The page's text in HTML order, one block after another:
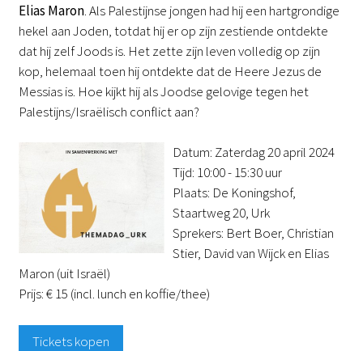
Elias Maron. Als Palestijnse jongen had hij een hartgrondige
hekel aan Joden, totdat hij er op zijn zestiende ontdekte
dat hij zelf Joods is. Het zette zijn leven volledig op zijn
kop, helemaal toen hij ontdekte dat de Heere Jezus de
Messias is. Hoe kijkt hij als Joodse gelovige tegen het
Palestijns/Israëlisch conflict aan?
Datum: Zaterdag 20 april 2024
Tijd: 10:00 - 15:30 uur
Plaats: De Koningshof,
Staartweg 20, Urk
Sprekers: Bert Boer, Christian
Stier, David van Wijck en Elias
Maron (uit Israël)
Prijs: € 15 (incl. lunch en koffie/thee)
Tickets kopen